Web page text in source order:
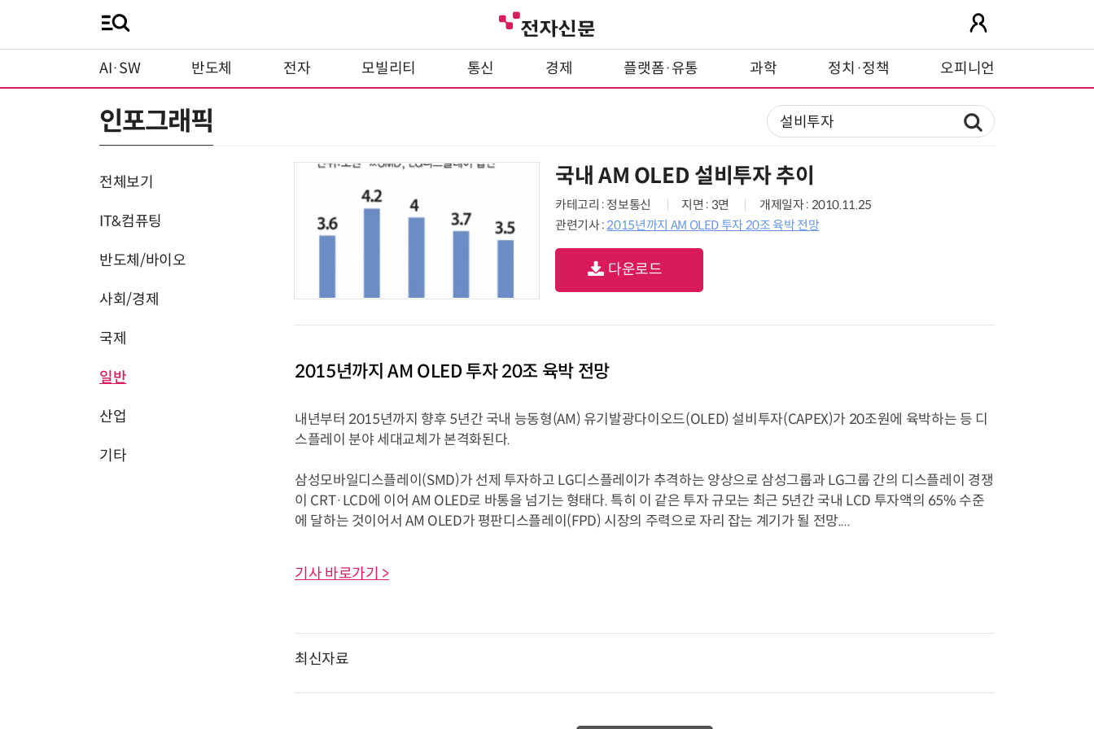
AI·SW 반도체 전자 모빌리티 통신 경제 플랫폼·유통 과학 정치·정책 오피니언
인포그래픽
전체보기
IT&컴퓨팅
반도체/바이오
사회/경제
국제
일반
산업
기타
국내 AM OLED 설비투자 추이
카테고리 : 정보통신 지면 : 3면
개제일자 : 2010.11.25
관련기사 :2015년까지 AM OLED 투자 20조 육박 전망
다운로드
2015년까지 AM OLED 투자 20조 육박 전망
내년부터 2015년까지 향후 5년간 국내 능동형(AM) 유기발광다이오드(OLED) 설비투자(CAPEX)가 20조원에 육박하는 등 디
스플레이 분야 세대교체가 본격화된다.
삼성모바일디스플레이(SMD)가 선제 투자하고 LG디스플레이가 추격하는 양상으로 삼성그룹과 LG그룹 간의 디스플레이 경쟁
이 CRT·LCD에 이어 AM OLED로 바통을 넘기는 형태다. 특히 이 같은 투자 규모는 최근 5년간 국내 LCD 투자액의 65% 수준
에 달하는 것이어서 AM OLED가 평판디스플레이(FPD) 시장의 주력으로 자리 잡는 계기가 될 전망....
기사 바로가기 >
최신자료